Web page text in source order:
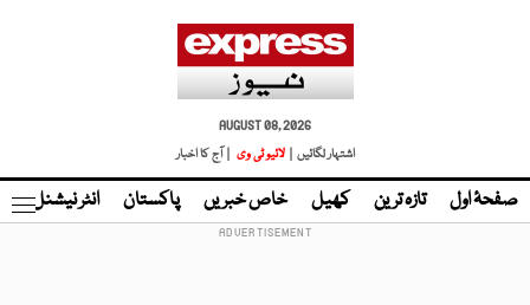
AUGUST 08, 2026
اشتہار لگائیں |
لائیو ٹی وی | آج کا اخبار
صفحۂ اول تازہ ترین کھیل خاص خبریں پاکستان انٹر نیشنل